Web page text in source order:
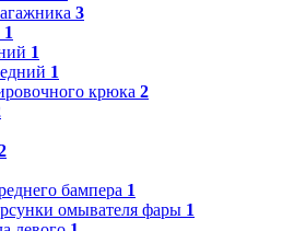
3
1
1
1
крюка 2
бампера 1
омывателя фары 1